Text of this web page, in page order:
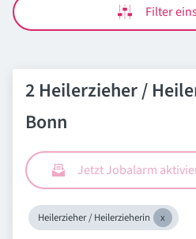
Filter
2 Heilerzieher /
Bonn
Jetzt Jobalarm
Heilerzieher / Heilerzieherin